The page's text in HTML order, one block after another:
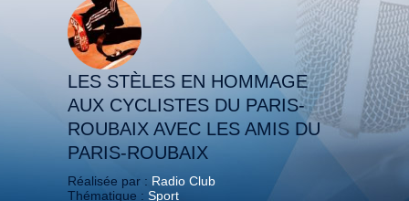
LES STÈLES EN HOMMAGE
AUX CYCLISTES DU PARIS-
ROUBAIX AVEC LES AMIS DU
PARIS-ROUBAIX
Réalisée par : Radio Club
Thématique : Sport